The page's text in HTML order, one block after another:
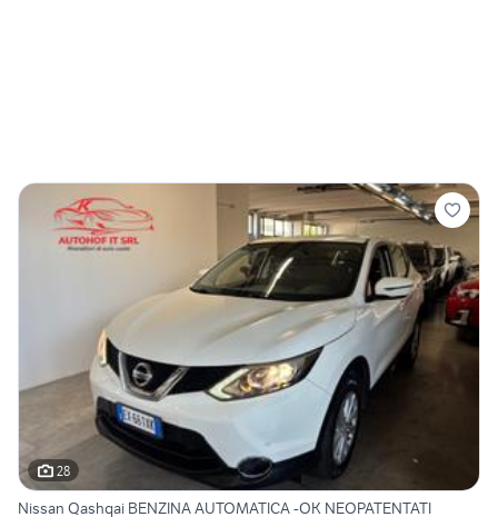
28
Nissan Qashqai BENZINA AUTOMATICA -OK NEOPATENTATI